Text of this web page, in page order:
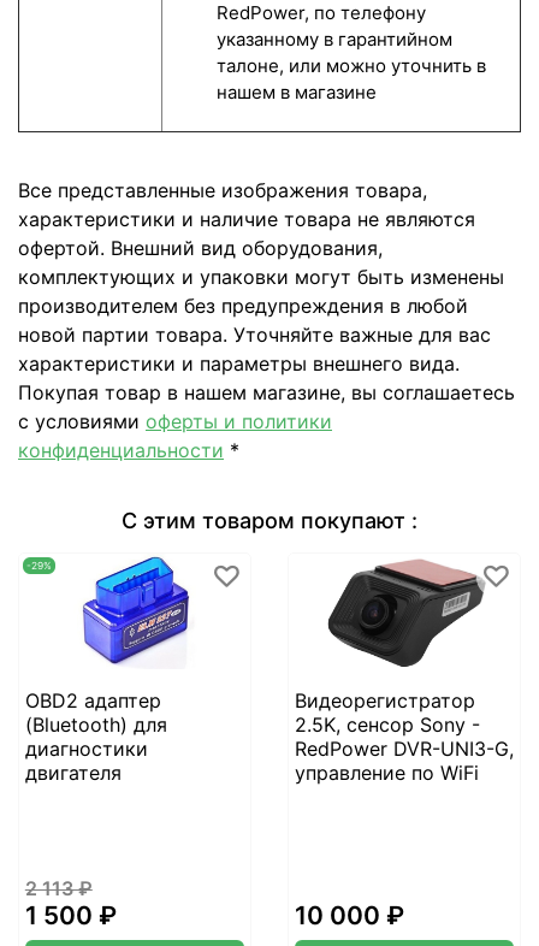
RedPower, по телефону
указанному в гарантийном
талоне, или можно уточнить в
нашем в магазине
Все представленные изображения товара,
характеристики и наличие товара не являются
офертой. Внешний вид оборудования,
комплектующих и упаковки могут быть изменены
производителем без предупреждения в любой
новой партии товара. Уточняйте важные для вас
характеристики и параметры внешнего вида.
Покупая товар в нашем магазине, вы соглашаетесь
с условиями оферты и политики
конфиденциальности *
С этим товаром покупают :
-29%
OBD2 адаптер
(Bluetooth) для
диагностики
двигателя
2 113 ₽
1 500 ₽
Видеорегистратор
2.5K, сенсор Sony -
RedPower DVR-UNI3-G,
управление по WiFi
10 000 ₽